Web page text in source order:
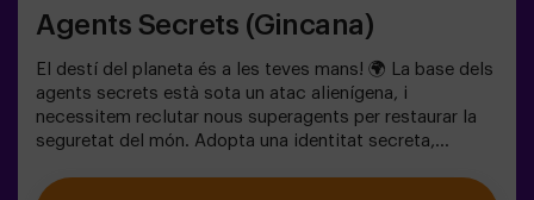
Agents Secrets (Gincana)
El destí del planeta és a les teves mans! 🌍 La base dels
agents secrets està sota un atac alienígena, i
necessitem reclutar nous superagents per restaurar la
seguretat del món. Adopta una identitat secreta,
excepcional, preparat per enfrontar qualsevol